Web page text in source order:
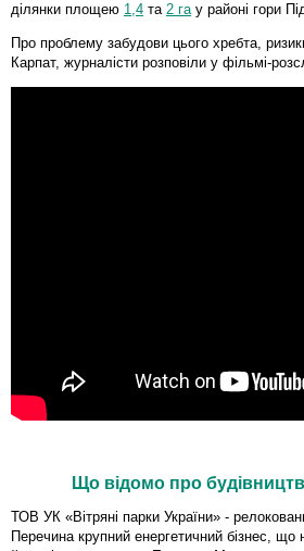
ділянки площею 1,4 та 2 гау районі гори
Про проблему забудови цього хребта,
Карпат, журналісти розповіли у фільмі-
Що відомо про
ТОВ УК «Вітряні парки України» -
Перечина крупний енергетичний бізнес,